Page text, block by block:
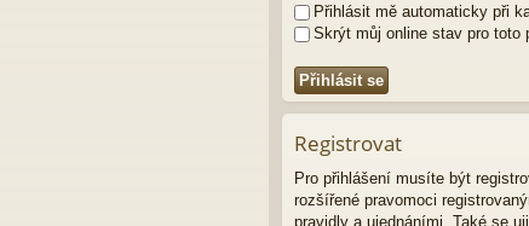
Přihlásit mě automaticky při
Skrýt můj online stav pro toto
Registrovat
Pro přihlášení musíte být
rozšířené pravomoci
pravidly a ujednáními. Také se